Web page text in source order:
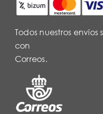
Todos nuestros
con
Correos.